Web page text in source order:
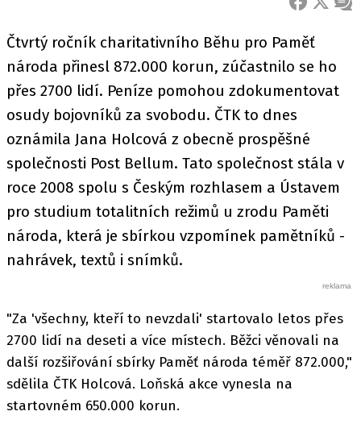
FACEBOOK
X
Čtvrtý ročník charitativního Běhu pro Paměť
národa přinesl 872.000 korun, zúčastnilo se ho
přes 2700 lidí. Peníze pomohou zdokumentovat
osudy bojovníků za svobodu. ČTK to dnes
oznámila Jana Holcová z obecně prospěšné
společnosti Post Bellum. Tato společnost stála v
roce 2008 spolu s Českým rozhlasem a Ústavem
pro studium totalitních režimů u zrodu Paměti
národa, která je sbírkou vzpomínek pamětníků -
nahrávek, textů i snímků.
"Za 'všechny, kteří to nevzdali' startovalo letos přes
2700 lidí na deseti a více místech. Běžci věnovali na
další rozšiřování sbírky Paměť národa téměř 872.000,"
sdělila ČTK Holcová. Loňská akce vynesla na
startovném 650.000 korun.